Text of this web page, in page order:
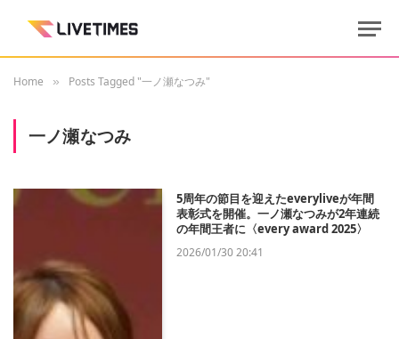
Home » Posts Tagged "一ノ瀬なつみ"
一ノ瀬なつみ
5周年の節目を迎えたeveryliveが年間
表彰式を開催。一ノ瀬なつみが2年連続
の年間王者に〈every award 2025〉
2026/01/30 20:41